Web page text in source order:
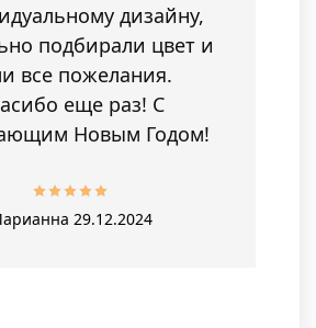
дизайну,
подбирали цвет и
все пожелания.
еще раз! С
Новым Годом!
29.12.2024